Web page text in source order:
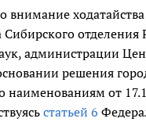
внимание ходатайства
отделения
администрации
решения
наименованиям от
статьей 6